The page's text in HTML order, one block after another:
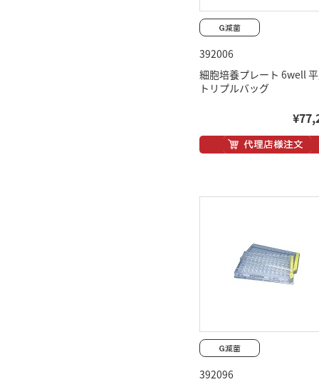
392006
細胞培養プレート 6well
トリプルバッグ
392096